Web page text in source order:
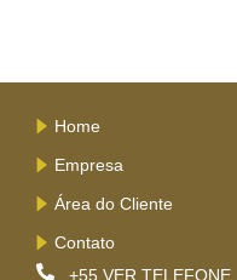
Home
Empresa
Área do Cliente
Contato
+55 VER TELEFONE